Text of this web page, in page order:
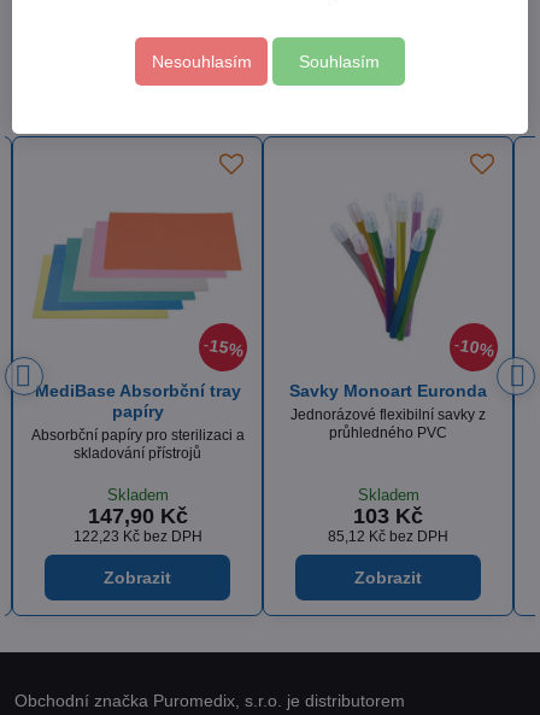
Euronda
PVC
MediBase Vatové válečky
Dentální válečky sterilizovatelné
v autoklávu, 300 g
98,35 Kč
Univerzální
sací kanyla
Profylaktická kanyla
387,60 Kč
Obchodní značka Puromedix, s.r.o. je distributorem
Nesouhlasím Souhlasím